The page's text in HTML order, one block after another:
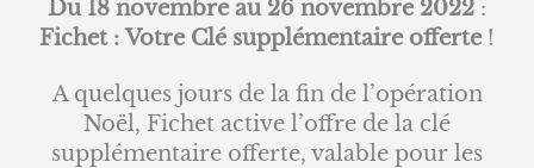
de
l’article
–
Du 18 novembre au 26 novembre 2022 :
Fichet : Votre Clé supplémentaire offerte !
A quelques jours de la fin de l’opération
Noël, Fichet active l’offre de la clé
supplémentaire offerte, valable pour les